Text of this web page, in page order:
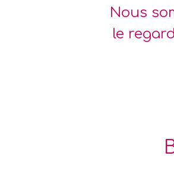
Nous
le